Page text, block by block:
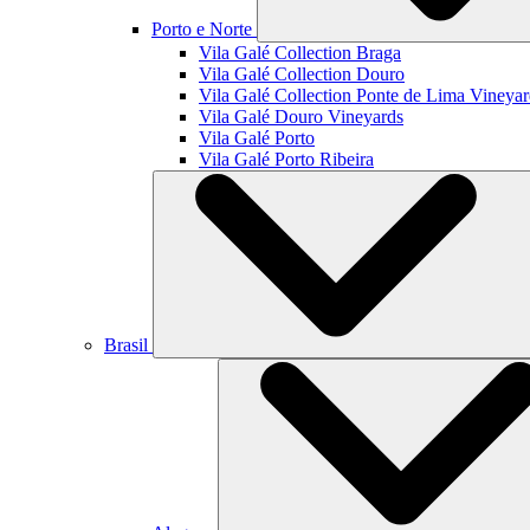
Porto e Norte
Vila Galé Collection Braga
Vila Galé Collection Douro
Vila Galé Collection Ponte de Lima
Vila Galé Douro Vineyards
Vila Galé Porto
Vila Galé Porto Ribeira
Brasil